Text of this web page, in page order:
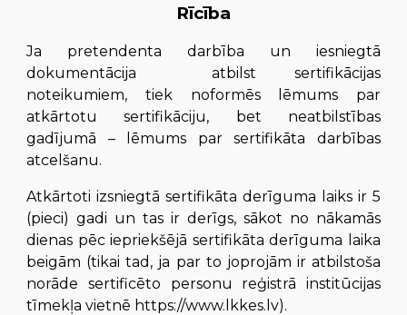
Rīcība
Ja pretendenta darbība un iesniegtā
dokumentācija
atbilst sertifikācijas
noteikumiem, tiek noformēslēmums par
atkārtotu sertifikāciju, bet neatbilstības
gadījumā – lēmums par sertifikāta darbības
atcelšanu.
Atkārtoti izsniegtā sertifikāta derīguma laiks ir 5
(pieci) gadi un tas ir derīgs, sākot no nākamās
dienas pēc iepriekšējā sertifikāta derīguma laika
beigām (tikai tad, ja par to joprojām ir atbilstoša
norāde sertificēto personu reģistrā institūcijas
tīmekļa vietnē https://www.lkkes.lv).